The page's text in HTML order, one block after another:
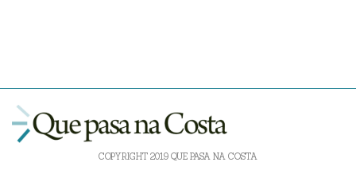
COPYRIGHT 2019 QUE PASA NA COSTA